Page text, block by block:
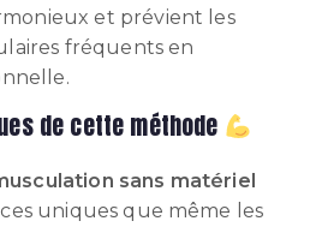
et prévient les
fréquents en
de cette méthode
sans matériel
uniques que même les